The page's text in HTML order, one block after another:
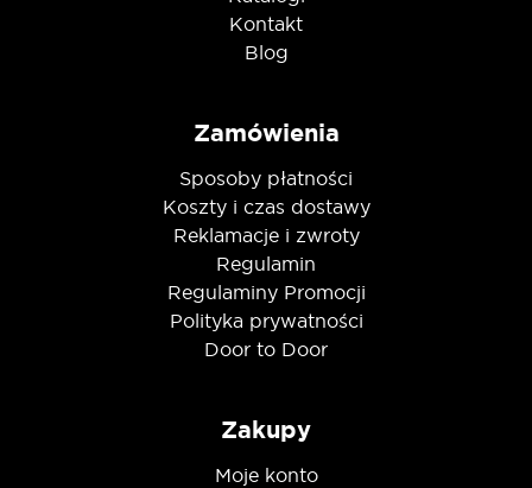
Kontakt
Blog
Zamówienia
Sposoby płatności
Koszty i czas dostawy
Reklamacje i zwroty
Regulamin
Regulaminy Promocji
Polityka prywatności
Door to Door
Zakupy
Moje konto